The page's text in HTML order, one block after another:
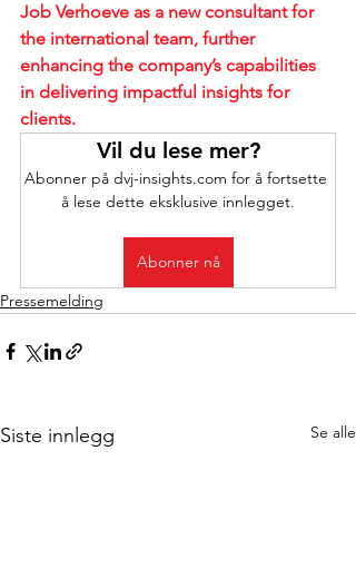
Job Verhoeve as a new consultant for
the international team, further
enhancing the company’s capabilities
in delivering impactful insights for
clients.
Vil du lese mer?
Abonner på dvj-insights.com for å fortsette
å lese dette eksklusive innlegget.
Abonner nå
Pressemelding
Siste innlegg Se alle